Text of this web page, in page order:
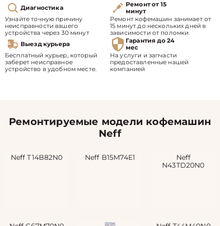
Диагностика
Узнайте точную причину
неисправности вашего
устройства через 30 минут
Ремонт от 15
минут
Ремонт кофемашин занимает от
15 минут до нескольких дней в
зависимости от поломки
Выезд курьера
Бесплатный курьер, который
заберет неисправное
устройство в удобном месте.
Гарантия до 24
мес
На услуги и запчасти
предоставленные нашей
компанией
Ремонтируемые модели кофемашин
Neff
Neff T14B82N0 Neff B15M74E1
Neff
N43TD20N0